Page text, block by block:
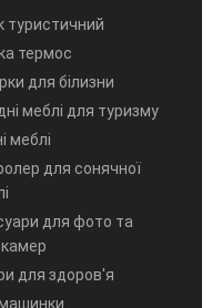
туристичний
термос
для білизни
меблі для туризму
меблі
для сонячної
для фото та
для здоров'я